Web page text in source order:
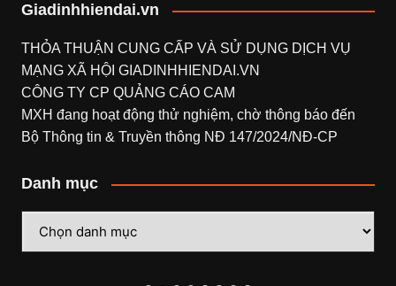
Giadinhhiendai.vn
THỎA THUẬN CUNG CẤP VÀ SỬ DỤNG DỊCH VỤ
MẠNG XÃ HỘI GIADINHHIENDAI.VN
CÔNG TY CP QUẢNG CÁO CAM
MXH đang hoạt động thử nghiệm, chờ thông báo đến
Bộ Thông tin & Truyền thông NĐ 147/2024/NĐ-CP
Danh mục
mục